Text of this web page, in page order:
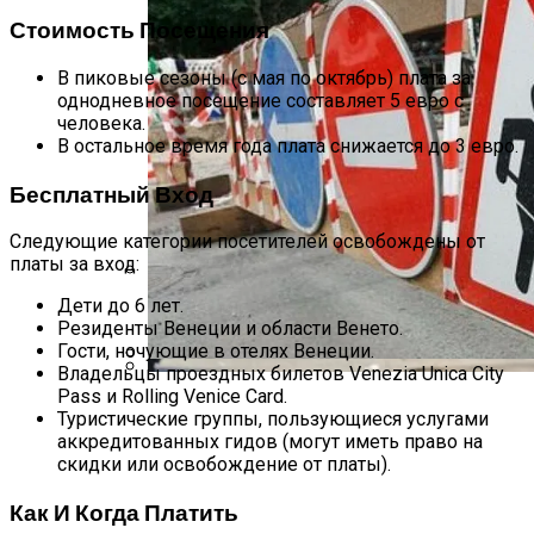
Международная Реакция На Тарифы
Трампа: Что Стоит На Кону
Кризис Безопасности На Гаити:
Ужасающая Реальность Безнадежной
Обстановки
В Киеве Ограничили Движение На
Проспекте Палладина
Стоимость Посещения
В пиковые сезоны (с мая по октябрь) плата за
однодневное посещение составляет 5 евро с
человека.
В остальное время года плата снижается до 3 евро.
Бесплатный Вход
Следующие категории посетителей освобождены от
платы за вход:
Дети до 6 лет.
Резиденты Венеции и области Венето.
Гости, ночующие в отелях Венеции.
Владельцы проездных билетов Venezia Unica City
Pass и Rolling Venice Card.
Туристические группы, пользующиеся услугами
аккредитованных гидов (могут иметь право на
скидки или освобождение от платы).
Как И Когда Платить